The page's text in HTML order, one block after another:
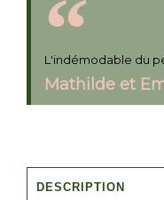
L'indémodable du
Mathilde et
DESCRIPTION